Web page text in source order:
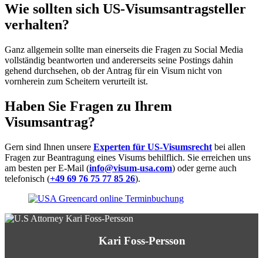
Wie sollten sich US-Visumsantragsteller
verhalten?
Ganz allgemein sollte man einerseits die Fragen zu Social Media
vollständig beantworten und andererseits seine Postings dahin
gehend durchsehen, ob der Antrag für ein Visum nicht von
vornherein zum Scheitern verurteilt ist.
Haben Sie Fragen zu Ihrem
Visumsantrag?
Gern sind Ihnen unsere Experten für US-Visumsrecht bei allen
Fragen zur Beantragung eines Visums behilflich. Sie erreichen uns
am besten per E-Mail (info@visum-usa.com) oder gerne auch
telefonisch (+49 69 76 75 77 85 26).
Kari Foss-Persson